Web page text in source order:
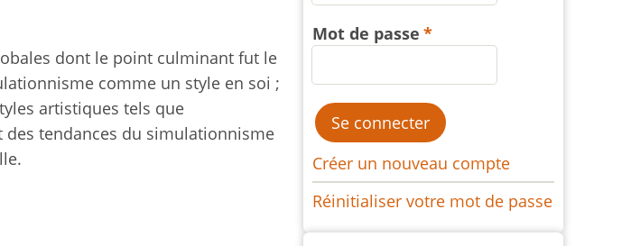
dont le point culminant fut le
comme un style en soi ;
artistiques tels que
des tendances du simulationnisme
Mot de passe
Créer un nouveau compte
Réinitialiser votre mot de passe